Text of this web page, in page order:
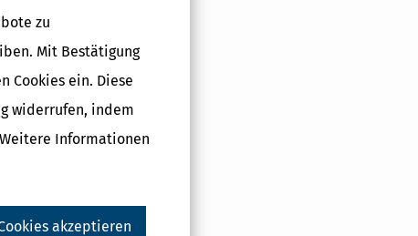
zu
Mit Bestätigung
Cookies ein. Diese
widerrufen, indem
Informationen
akzeptieren